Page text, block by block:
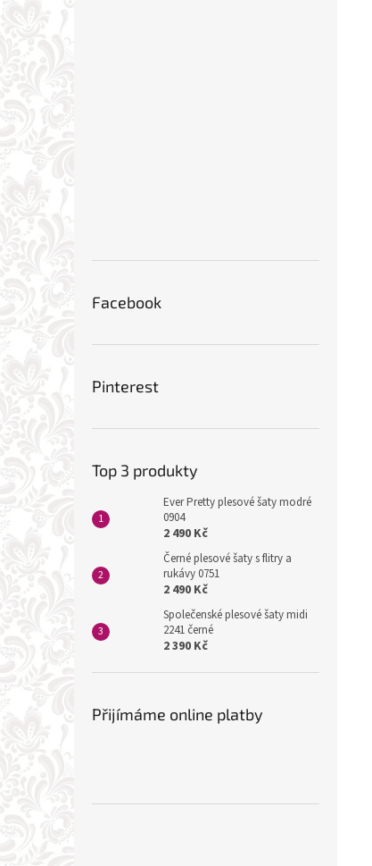
Facebook
Pinterest
Top 3 produkty
Ever Pretty plesové šaty modré
0904
2 490 Kč
Černé plesové šaty s flitry a
rukávy 0751
2 490 Kč
Společenské plesové šaty midi
2241 černé
2 390 Kč
Přijímáme online platby